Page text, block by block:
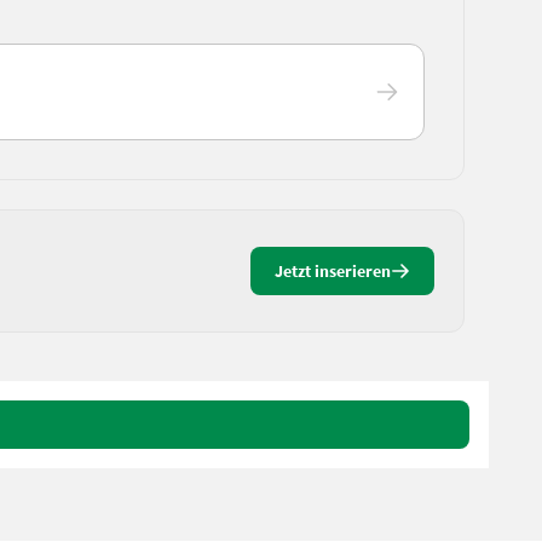
Jetzt inserieren